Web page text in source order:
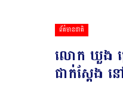
ព័ត៌មានជាតិ
លោក ឃួង ស្រ
ជាក់ស្ដែង ន